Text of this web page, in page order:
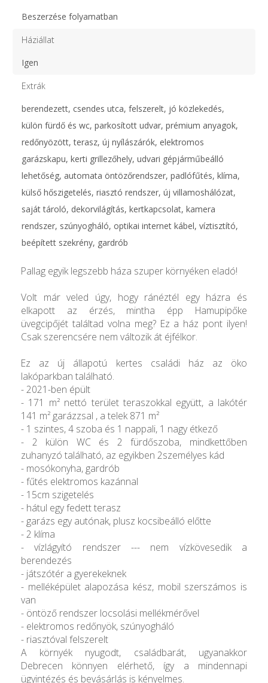
Beszerzése folyamatban
Háziállat
Igen
Extrák
berendezett, csendes utca, felszerelt, jó közlekedés,
külön fürdő és wc, parkosított udvar, prémium anyagok,
redőnyözött, terasz, új nyílászárók, elektromos
garázskapu, kerti grillezőhely, udvari gépjárműbeálló
lehetőség, automata öntözőrendszer, padlófűtés, klíma,
külső hőszigetelés, riasztó rendszer, új villamoshálózat,
saját tároló, dekorvilágítás, kertkapcsolat, kamera
rendszer, szúnyogháló, optikai internet kábel, víztisztító,
beépített szekrény, gardrób
Pallag egyik legszebb háza szuper környéken eladó!
Volt már veled úgy, hogy ránéztél egy házra és
elkapott az érzés, mintha épp Hamupipőke
üvegcipőjét találtad volna meg? Ez a ház pont ilyen!
Csak szerencsére nem változik át éjfélkor.
Ez az új állapotú kertes családi ház az öko
lakóparkban található.
- 2021-ben épült
- 171 m² nettó terület teraszokkal együtt, a lakótér
141 m² garázzsal , a telek 871 m²
- 1 szintes, 4 szoba és 1 nappali, 1 nagy étkező
- 2 külön WC és 2 fürdőszoba, mindkettőben
zuhanyzó található, az egyikben 2személyes kád
- mosókonyha, gardrób
- fűtés elektromos kazánnal
- 15cm szigetelés
- hátul egy fedett terasz
- garázs egy autónak, plusz kocsibeálló előtte
- 2 klíma
- vízlágyító rendszer --- nem vízkövesedik a
berendezés
- játszótér a gyerekeknek
- melléképület alapozása kész, mobil szerszámos is
van
- öntöző rendszer locsolási mellékmérővel
- elektromos redőnyök, szúnyogháló
- riasztóval felszerelt
A környék nyugodt, családbarát, ugyanakkor
Debrecen könnyen elérhető, így a mindennapi
ügyintézés és bevásárlás is kényelmes.